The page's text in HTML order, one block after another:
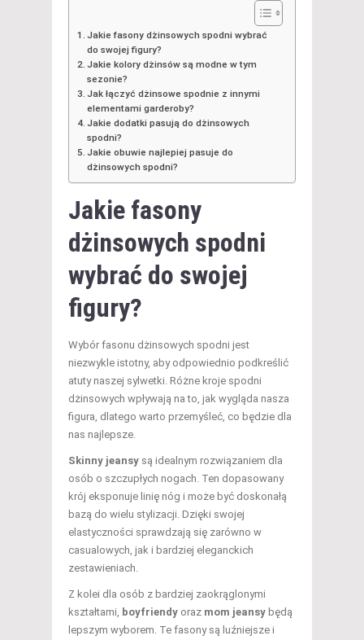
Jakie fasony dżinsowych spodni wybrać
do swojej figury?
Jakie kolory dżinsów są modne w tym
sezonie?
Jak łączyć dżinsowe spodnie z innymi
elementami garderoby?
Jakie dodatki pasują do dżinsowych
spodni?
Jakie obuwie najlepiej pasuje do
dżinsowych spodni?
Jakie fasony
dżinsowych spodni
wybrać do swojej
figury?
Wybór fasonu dżinsowych spodni jest
niezwykle istotny, aby odpowiednio podkreślić
atuty naszej sylwetki. Różne kroje spodni
dżinsowych wpływają na to, jak wygląda nasza
figura, dlatego warto przemyśleć, co będzie dla
nas najlepsze.
Skinny jeansy są idealnym rozwiązaniem dla
osób o szczupłych nogach. Ten dopasowany
krój eksponuje linię nóg i może być doskonałą
bazą do wielu stylizacji. Dzięki swojej
elastyczności sprawdzają się zarówno w
casualowych, jak i bardziej eleganckich
zestawieniach.
Z kolei dla osób z bardziej zaokrąglonymi
kształtami, boyfriendy oraz mom jeansy będą
lepszym wyborem. Te fasony są luźniejsze i